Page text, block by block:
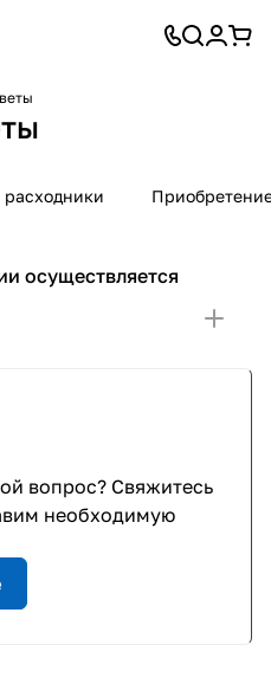
расходники
осуществляется
вопрос? Свяжитесь
необходимую